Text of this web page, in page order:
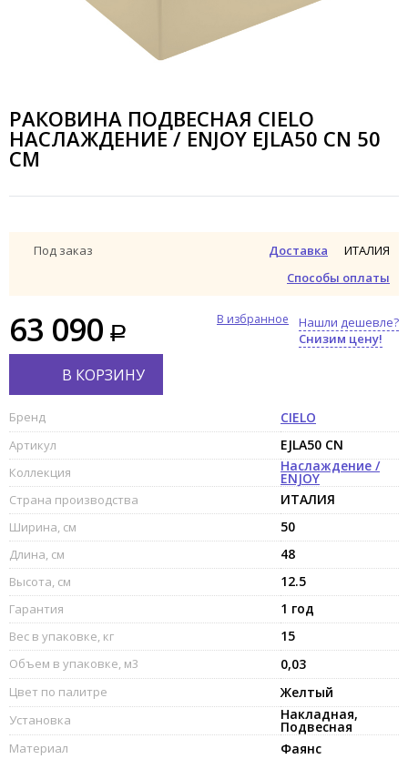
РАКОВИНА ПОДВЕСНАЯ CIELO
НАСЛАЖДЕНИЕ / ENJOY EJLA50 CN 50
СМ
Под заказ
Доставка
Способы оплаты
ИТАЛИЯ
63 090
Нашли дешевле?
Снизим цену!
В избранное
В КОРЗИНУ
Бренд CIELO
Артикул EJLA50 CN
Коллекция Наслаждение /
ENJOY
Страна производства ИТАЛИЯ
Ширина, см 50
Длина, см 48
Высота, см 12.5
Гарантия 1 год
Вес в упаковке, кг 15
Объем в упаковке, м3 0,03
Цвет по палитре Желтый
Установка Накладная,
Подвесная
Материал Фаянс